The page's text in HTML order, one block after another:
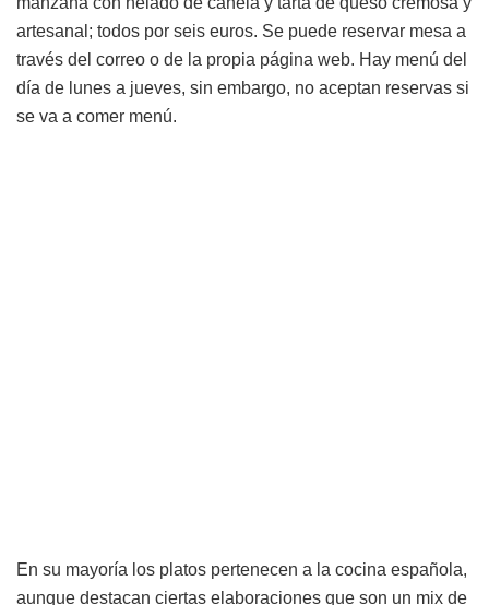
artesanal; todos por seis euros. Se puede reservar mesa a
través del correo o de la propia página web. Hay menú del
día de lunes a jueves, sin embargo, no aceptan reservas si
se va a comer menú.
En su mayoría los platos pertenecen a la cocina española,
aunque destacan ciertas elaboraciones que son un mix de